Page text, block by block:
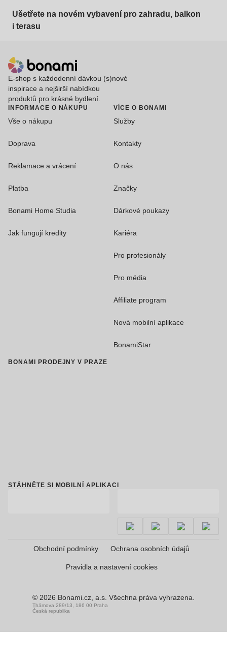
Ušetřete na novém vybavení pro zahradu, balkon
i terasu
E-shop s každodenní dávkou (s)nové
inspirace a nejširší nabídkou
produktů pro krásné bydlení.
INFORMACE O NÁKUPU
Vše o nákupu
Doprava
Reklamace a vrácení
Platba
Bonami Home Studia
Jak fungují kredity
VÍCE O BONAMI
Služby
Kontakty
O nás
Značky
Dárkové poukazy
Kariéra
Pro profesionály
Pro média
Affiliate program
Nová mobilní aplikace
BonamiStar
BONAMI PRODEJNY V PRAZE
STÁHNĚTE SI MOBILNÍ APLIKACI
Obchodní podmínky Ochrana osobních údajů
Pravidla a nastavení cookies
© 2026 Bonami.cz, a.s. Všechna práva vyhrazena.
Thámova 289/13, 186 00 Praha
Česká republika